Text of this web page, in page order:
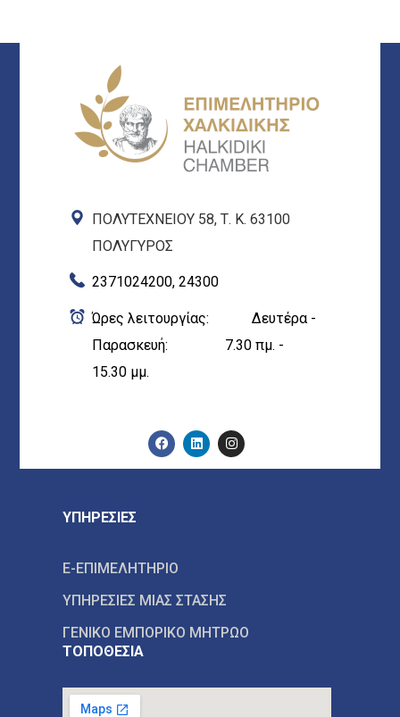
ΠΟΛΥΤΕΧΝΕΙΟΥ 58, Τ. Κ. 63100
ΠΟΛΥΓΥΡΟΣ
2371024200, 24300
Ώρες λειτουργίας: Δευτέρα -
Παρασκευή: 7.30 πμ. -
15.30 μμ.
ΥΠΗΡΕΣΙΕΣ
E-ΕΠΙΜΕΛΗΤΗΡΙΟ
ΥΠΗΡΕΣΙΕΣ ΜΙΑΣ ΣΤΑΣΗΣ
ΓΕΝΙΚΟ ΕΜΠΟΡΙΚΟ ΜΗΤΡΩΟ
ΤΟΠΟΘΕΣΙΑ